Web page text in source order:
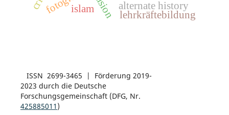
alternate history
lehrkräftebildung
islam
ISSN 2699-3465 | Förderung 2019-
2023 durch die Deutsche
Forschungsgemeinschaft (DFG, Nr.
425885011 )